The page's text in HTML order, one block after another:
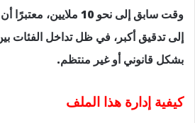
وقت سابق إلى نحو 10
إلى تدقيق أكبر، في ظل تداخل الفئات
بشكل قانوني أو غير منتظم.
كيفية إدارة هذا الملف